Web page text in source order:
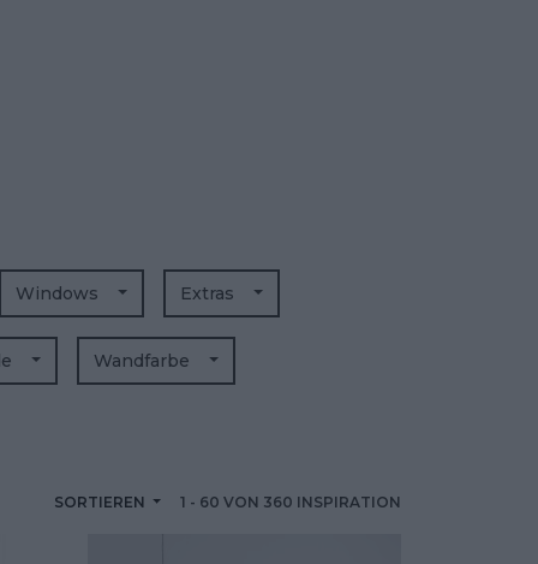
SORTIEREN 1 - 60 VON 360 INSPIRATION
Windows Extras
Wandfarbe